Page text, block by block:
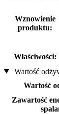
Wznowienie
produktu:
Właściwości:
Wartość
Wartość
Zawartość